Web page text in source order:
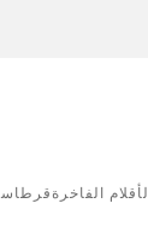
الأقلام الفاخرة